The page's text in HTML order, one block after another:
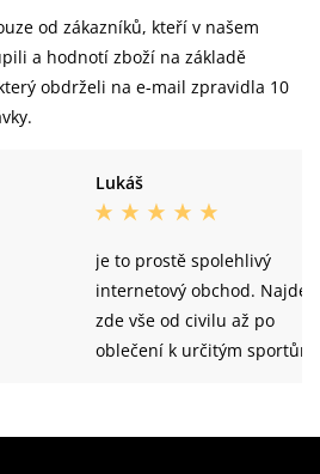
od zákazníků, kteří v našem
a hodnotí zboží na základě
obdrželi na e-mail zpravidla 10
Lukáš
je to prostě spolehlivý
internetový obchod. Najde se
zde vše od civilu až po
oblečení k určitým sportům